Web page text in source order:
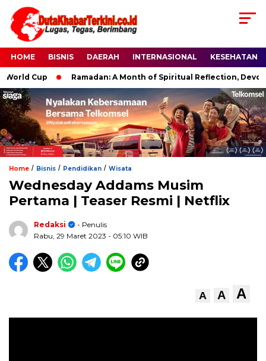
HOME BISNIS DAERAH INTERNASIONAL KESEHATAN
Cup Ramadan: A Month of Spiritual Reflection,
Home / Bisnis / Pendidikan / Wisata
Wednesday Addams Musim
Pertama | Teaser Resmi | Netflix
Redaksi
- Penulis
Rabu, 29 Maret 2023 - 05:10 WIB
A A A